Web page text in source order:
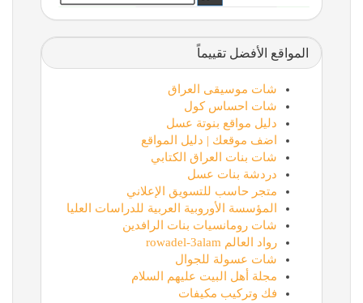
المواقع الأفضل تقييماً
شات موسيقى العراق
شات احساس كول
دليل مواقع بنوتة عسل
اضف موقعك | دليل المواقع
شات بنات العراق الكتابي
دردشة بنات عسل
متجر حاسب للتسويق الإعلاني
المؤسسة الأوروبية العربية للدراسات العليا
شات رومانسيات بنات الرافدين
رواد العالم rowadel-3alam
شات عسولة للجوال
مجلة أهل البيت عليهم السلام
فك وتركيب مكيفات